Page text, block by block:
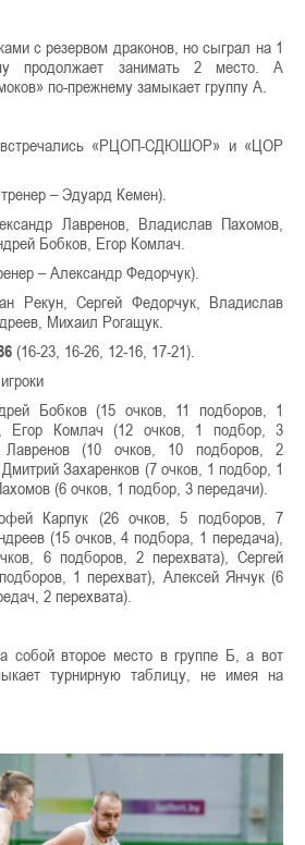
с резервом драконов, но сыграл на 1
продолжает занимать 2 место. А
по-прежнему замыкает группу А.
«РЦОП-СДЮШОР» и «ЦОР
– Эдуард Кемен).
Лавренов, Владислав Пахомов,
Бобков, Егор Комлач.
– Александр Федорчук).
Рекун, Сергей Федорчук, Владислав
Михаил Рогащук.
(16-23, 16-26, 12-16, 17-21).
Бобков (15 очков, 11 подборов, 1
Егор Комлач (12 очков, 1 подбор, 3
Лавренов (10 очков, 10 подборов, 2
Захаренков (7 очков, 1 подбор, 1
(6 очков, 1 подбор, 3 передачи).
Карпук (26 очков, 5 подборов, 7
(15 очков, 4 подбора, 1 передача),
6 подборов, 2 перехвата), Сергей
1 перехват), Алексей Янчук (6
2 перехвата).
собой второе место в группе Б, а вот
турнирную таблицу, не имея на